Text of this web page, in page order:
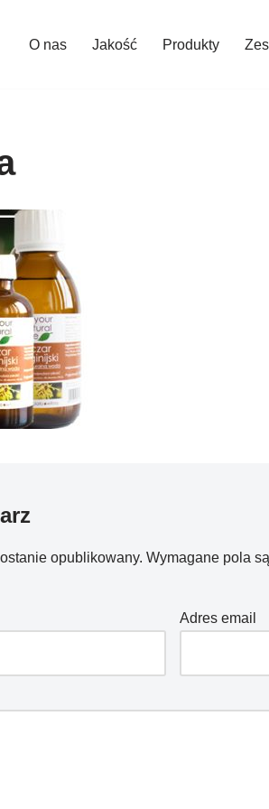
O nas Jakość Produkty
opublikowany. Wymagane pola
Adres email